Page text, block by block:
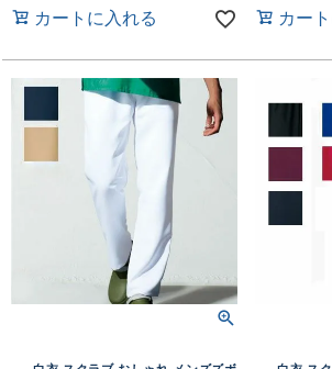
カートに入れる カー